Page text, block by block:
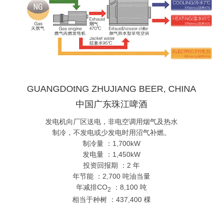
GUANGDOtNG ZHUJIANG BEER, CHINA
中国广东珠江啤酒
发电机向厂区送电，非电空调用烟气及热水
制冷，不发电或少发电时用沼气补燃。
制冷量 ：1,700kW
发电量 ：1,450kW
投资回报期 ：2 年
年节能 ：2,700 吨油当量
年减排CO2
：8,100 吨
相当于种树 ：437,400 棵